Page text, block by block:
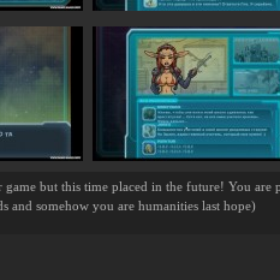
but this time placed in the future! You are
and somehow you are humanities last hope)